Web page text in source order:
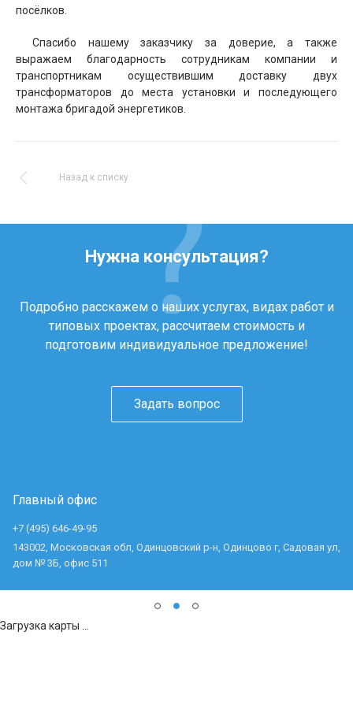
посёлков.
Спасибо нашему заказчику за доверие, а также
выражаем благодарность сотрудникам компании и
транспортникам осуществившим доставку двух
трансформаторов до места установки и последующего
монтажа бригадой энергетиков.
Назад к списку
Нужна консультация?
Подробно расскажем о наших услугах, видах работ и
типовых проектах, рассчитаем стоимость и
подготовим индивидуальное предложение!
Задать вопрос
Главный офис
+7 (495) 646-49-95
143002, Московская обл, Одинцовский р-н, Одинцово г, Садовая ул,
дом № 3Б, офис 511
Загрузка карты ...